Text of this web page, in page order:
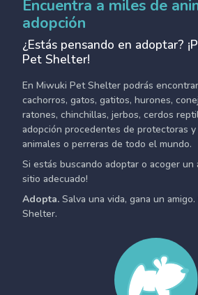
Encuentra a miles de
adopción
¿Estás pensando en adoptar?
Pet Shelter!
En Miwuki Pet Shelter podrás
cachorros, gatos, gatitos, hurones,
ratones, chinchillas, jerbos, cerdos
adopción procedentes de protectoras y
animales o perreras de todo el mundo.
Si estás buscando adoptar o acoger un
sitio adecuado!
Adopta. Salva una vida, gana un
Shelter.